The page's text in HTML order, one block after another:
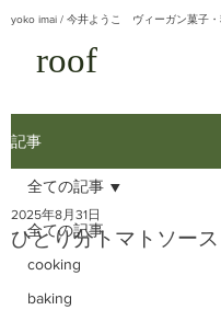
roof
yoko imai / 今井ようこ ヴィーガン菓
記事
全ての記事
cooking
baking
全ての記事
ひとり分トマトソース
2025年8月31日